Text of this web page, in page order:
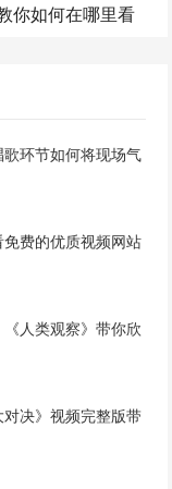
你如何在哪里看
环节如何将现场气
费的优质视频网站
人类观察》带你欣
决》视频完整版带